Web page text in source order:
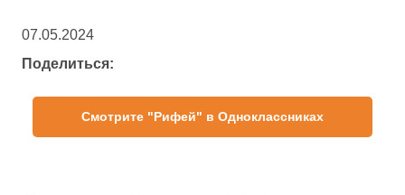
07.05.2024
Поделиться:
Смотрите "Рифей" в Одноклассниках